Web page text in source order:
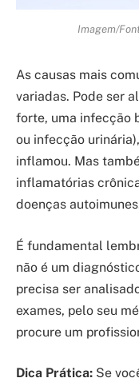
Imagem/
As causas mais
variadas. Pode ser
forte, uma infecção
ou infecção
inflamou. Mas
inflamatórias
doenças
É fundamental
não é um
precisa ser
exames, pelo seu
procure um
Dica Prática: Se